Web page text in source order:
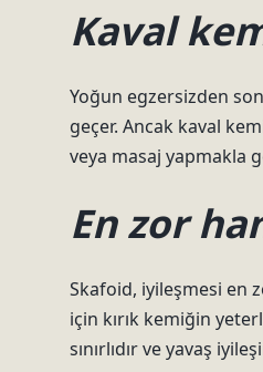
Kaval
Yoğun egzersizden
geçer. Ancak kaval
veya masaj yapmakla
En zor
Skafoid, iyileşmesi en
için kırık kemiğin
sınırlıdır ve yavaş